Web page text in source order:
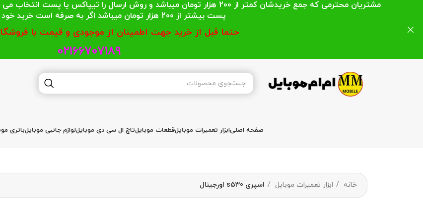
صفحه اصلیابزار تعمیرات موبایلقطعات موبایلتاچ ال سی دی موبایللوازم جانبی موبایلباتری
خانه ابزار تعمیرات موبایل اسپری s530 اورجینال
مشتریان محترمی که جمع خریدشان کمتر از 200 هزار تومان میباشد و روش ارسال را
پست بیشتر از 200 هزار تومان میباشد اگر به صرفه است خرید خود را انجام دهند.
حتما قبل از خرید جهت اطمینان از موجودی و قیمت با
02166707189